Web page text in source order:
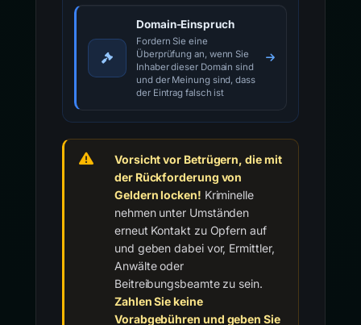
Domain-Einspruch
Fordern Sie eine
Überprüfung an, wenn Sie
Inhaber dieser Domain sind
und der Meinung sind, dass
der Eintrag falsch ist
Vorsicht vor Betrügern, die mit
der Rückforderung von
Geldern locken! Kriminelle
nehmen unter Umständen
erneut Kontakt zu Opfern auf
und geben dabei vor, Ermittler,
Anwälte oder
Beitreibungsbeamte zu sein.
Zahlen Sie keine
Vorabgebühren und geben Sie